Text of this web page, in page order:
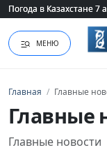
Погода в Казахстане 7
Погода в Казахстане 7
МЕНЮ
Главная / Главные
Главные
Главные новости